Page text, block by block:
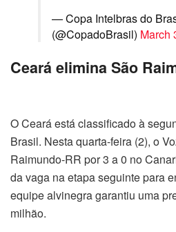
— Copa Intelbras do
(@CopadoBrasil) March
Ceará elimina São
O Ceará está classificado à
Brasil. Nesta quarta-feira (2), o
Raimundo-RR por 3 a 0 no
da vaga na etapa seguinte para
equipe alvinegra garantiu uma
milhão.